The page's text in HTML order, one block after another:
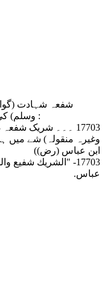
شفعہ شہادت
وسلم) کی عادات مبارکہ کتاب الشفعۃ من الاقوال :
17703 ۔۔۔ شریک
وغیرہ منقولہ) شے میں
ابن عباس (رض))
17703- "الشريك
عباس.